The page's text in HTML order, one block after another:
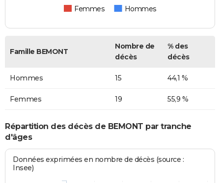
Femmes Hommes
Famille BEMONT
Nombre de
décès
% des
décès
Hommes 15 44,1 %
Femmes 19 55,9 %
Répartition des décès de BEMONT par tranche
d'âges
Données exprimées en nombre de décès (source :
Insee)